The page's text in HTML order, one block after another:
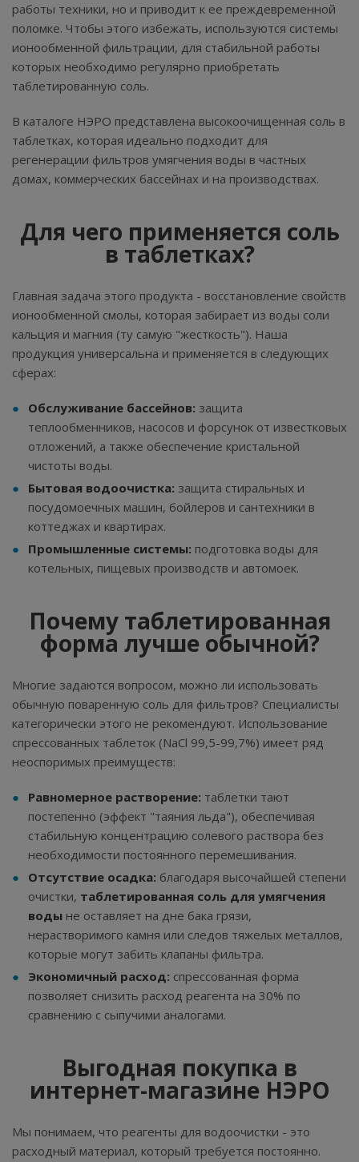
работы техники, но и приводит к ее преждевременной
поломке. Чтобы этого избежать, используются системы
ионообменной фильтрации, для стабильной работы
которых необходимо регулярно приобретать
таблетированную соль.
В каталоге НЭРО представлена высокоочищенная соль в
таблетках, которая идеально подходит для
регенерации фильтров умягчения воды в частных
домах, коммерческих бассейнах и на производствах.
Для чего применяется соль
в таблетках?
Главная задача этого продукта - восстановление свойств
ионообменной смолы, которая забирает из воды соли
кальция и магния (ту самую "жесткость"). Наша
продукция универсальна и применяется в следующих
сферах:
Обслуживание бассейнов: защита
теплообменников, насосов и форсунок от известковых
отложений, а также обеспечение кристальной
чистоты воды.
Бытовая водоочистка: защита стиральных и
посудомоечных машин, бойлеров и сантехники в
коттеджах и квартирах.
Промышленные системы: подготовка воды для
котельных, пищевых производств и автомоек.
Почему таблетированная
форма лучше обычной?
Многие задаются вопросом, можно ли использовать
обычную поваренную соль для фильтров? Специалисты
категорически этого не рекомендуют. Использование
спрессованных таблеток (NaCl 99,5-99,7%) имеет ряд
неоспоримых преимуществ:
Равномерное растворение: таблетки тают
постепенно (эффект "таяния льда"), обеспечивая
стабильную концентрацию солевого раствора без
необходимости постоянного перемешивания.
Отсутствие осадка: благодаря высочайшей степени
очистки, таблетированная соль для умягчения
воды не оставляет на дне бака грязи,
нерастворимого камня или следов тяжелых металлов,
которые могут забить клапаны фильтра.
Экономичный расход: спрессованная форма
позволяет снизить расход реагента на 30% по
сравнению с сыпучими аналогами.
Выгодная покупка в
интернет-магазине НЭРО
Мы понимаем, что реагенты для водоочистки - это
расходный материал, который требуется постоянно.